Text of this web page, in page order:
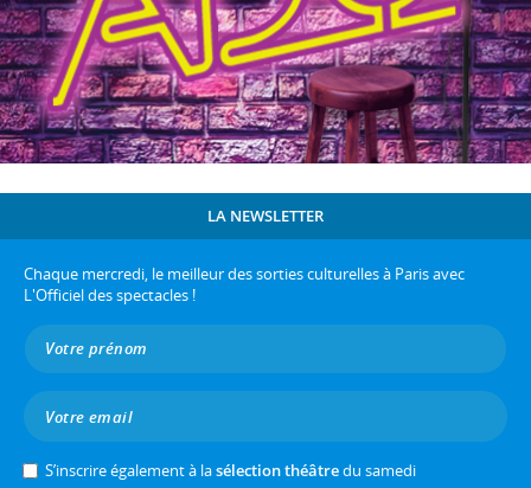
LA NEWSLETTER
Chaque mercredi, le meilleur des sorties culturelles à Paris avec
L'Officiel des spectacles !
S’inscrire également à lasélection théâtredu samedi